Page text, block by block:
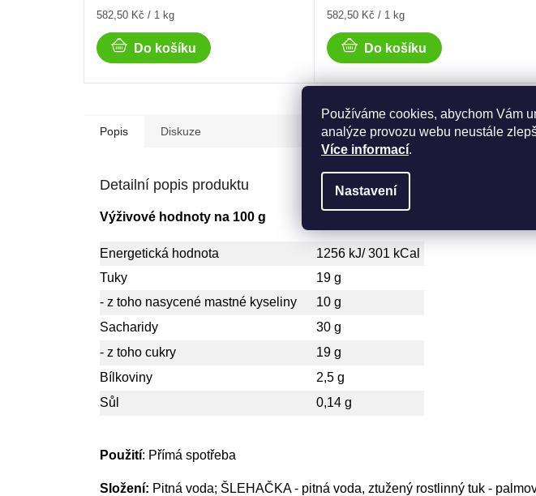
Používáme cookies, abychom Vám
analýze provozu webu neustále
Více informací.
Nastavení
Měrná
582,50 Kč / 1 kg
Do košíku
Měrná
582,50 Kč / 1 kg
Do košíku
Popis Diskuze
Detailní popis produktu
Výživové hodnoty na 100 g
Energetická hodnota
1256 kJ/ 301 kCal
Tuky
19 g
- z toho nasycené mastné kyseliny
10 g
Sacharidy
30 g
- z toho cukry
19 g
Bílkoviny
2,5 g
Sůl
0,14 g
Použití: Přímá spotřeba
Složení: Pitná voda; ŠLEHAČKA - pitná voda, ztužený rostlinný tuk -